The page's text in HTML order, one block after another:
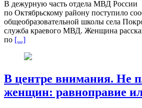
В дежурную часть отдела МВД России
по Октябрьскому району поступило
общеобразовательной школы села
служба краевого МВД. Женщина
по [...]
В центре внимания. Не
женщин: равноправие